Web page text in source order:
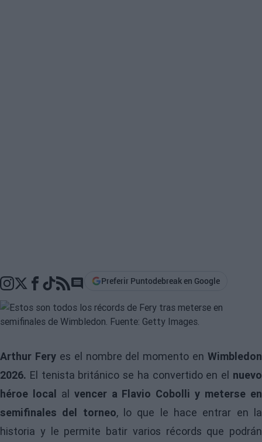
Go to comments section
Preferir Puntodebreak en Google
Arthur Feryes el nombre del momento en Wimbledon
2026. El tenista británico se ha convertido en el nuevo
héroe local al vencer a Flavio Cobolli y meterse en
semifinales del torneo, lo que le hace entrar en la
historia y le permite batir varios récords que podrán